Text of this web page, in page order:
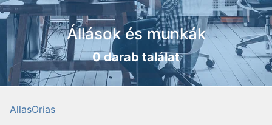
Állások és munkák
0 darab találat
AllasOrias